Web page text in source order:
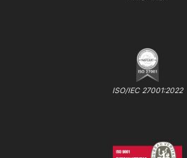
ISO/IEC 27001:2022